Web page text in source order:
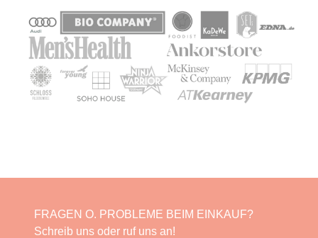
FRAGEN O. PROBLEME BEIM EINKAUF?
Schreib uns oder ruf uns an!